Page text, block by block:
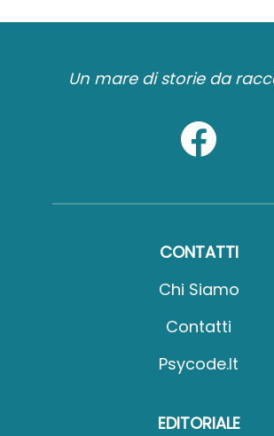
Un mare di storie da
CONTATTI
Chi Siamo
Contatti
Psycode.it
EDITORIALE